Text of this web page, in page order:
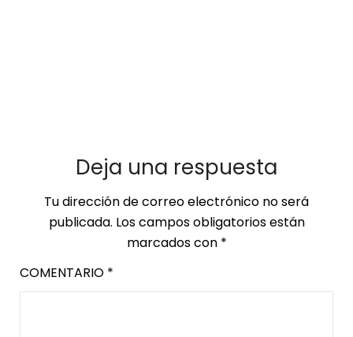
Deja una respuesta
Tu dirección de correo electrónico no será
publicada. Los campos obligatorios están
marcados con *
COMENTARIO *